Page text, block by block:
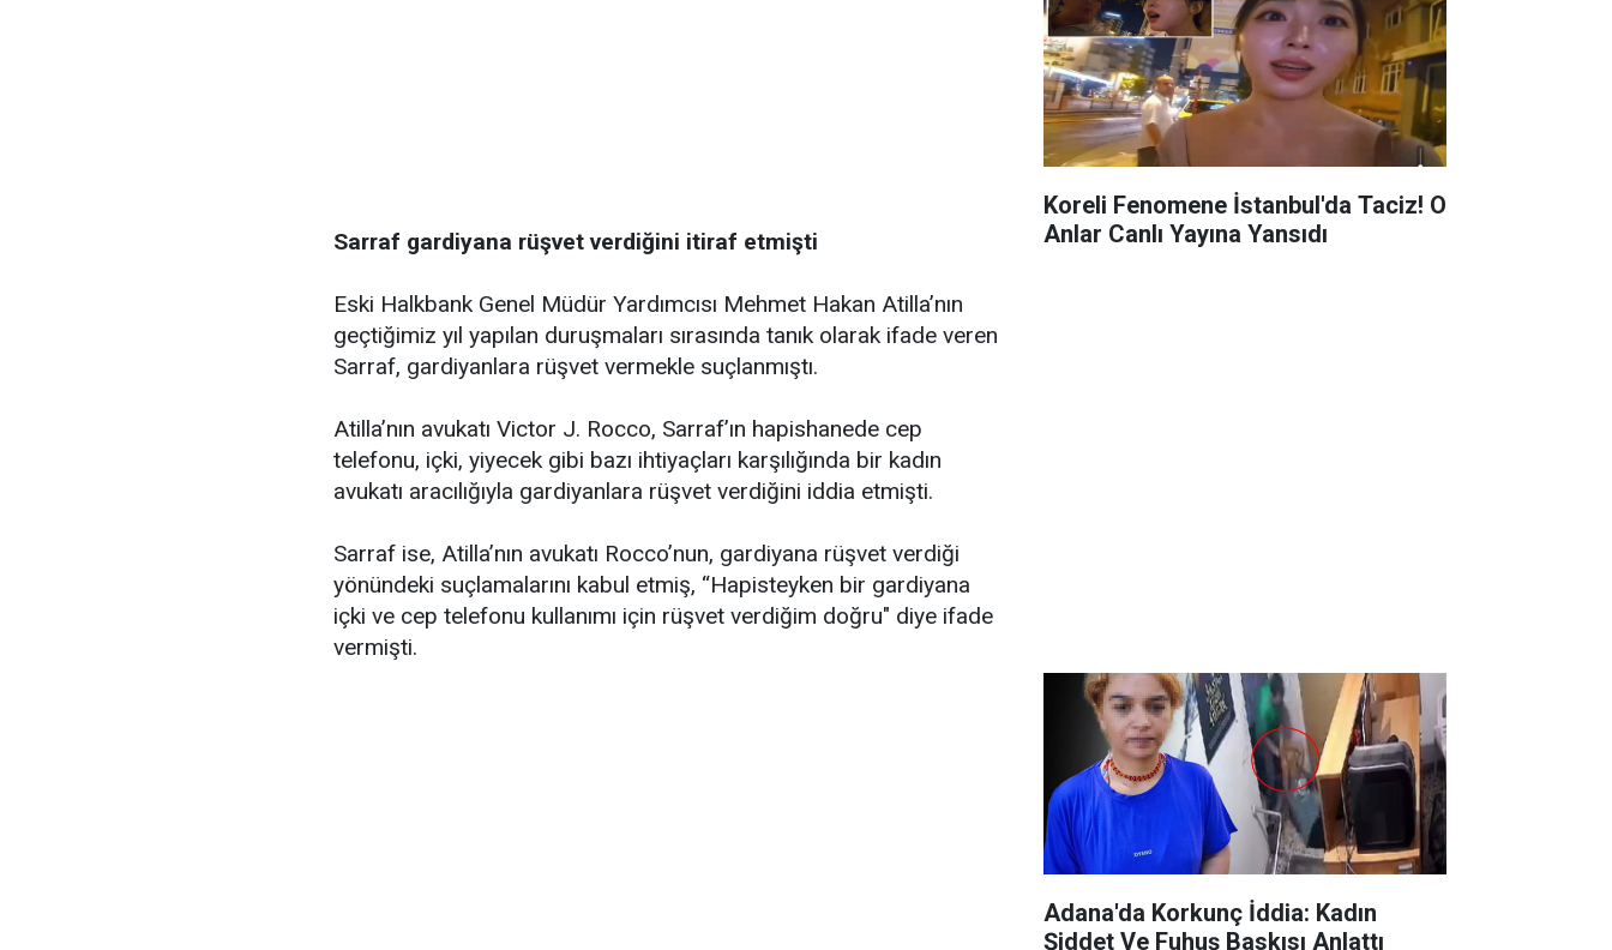
Sarraf gardiyana rüşvet verdiğini itiraf etmişti
Eski Halkbank Genel Müdür Yardımcısı Mehmet Hakan Atilla’nın
geçtiğimiz yıl yapılan duruşmaları sırasında tanık olarak ifade veren
Sarraf, gardiyanlara rüşvet vermekle suçlanmıştı.
Atilla’nın avukatı Victor J. Rocco, Sarraf’ın hapishanede cep
telefonu, içki, yiyecek gibi bazı ihtiyaçları karşılığında bir kadın
avukatı aracılığıyla gardiyanlara rüşvet verdiğini iddia etmişti.
Sarraf ise, Atilla’nın avukatı Rocco’nun, gardiyana rüşvet verdiği
yönündeki suçlamalarını kabul etmiş, “Hapisteyken bir gardiyana
içki ve cep telefonu kullanımı için rüşvet verdiğim doğru" diye ifade
vermişti.
Koreli Fenomene İstanbul'da Taciz! O
Anlar Canlı Yayına Yansıdı
Adana'da Korkunç İddia: Kadın
Şiddet Ve Fuhuş Baskısı Anlattı